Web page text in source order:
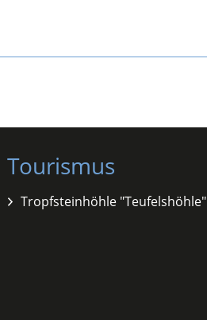
Tourismus
Tropfsteinhöhle "Teufelshöhle"